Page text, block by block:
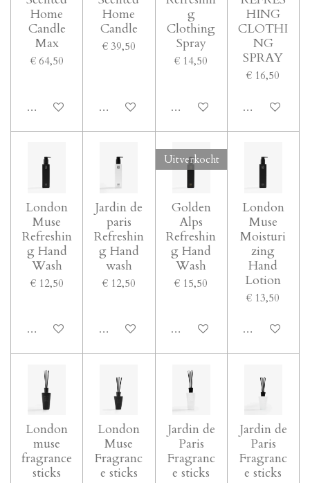
Home
Candle
Max
€ 64,50
In winkelwagen
Home
Candle
€ 39,50
In winkelwagen
g
Clothing
Spray
€ 14,50
Houd mij op de hoogte
HING
CLOTHI
NG
SPRAY
€ 16,50
Houd mij op
London
Muse
Refreshin
g Hand
Wash
€ 12,50
In winkelwagen
Jardin de
paris
Refreshin
g Hand
wash
€ 12,50
In winkelwagen
Uitverkocht
Golden
Alps
Refreshin
g Hand
Wash
€ 15,50
Houd mij op de hoogte
London
Muse
Moisturi
zing
Hand
Lotion
€ 13,50
In
London
muse
fragrance
sticks
London
Muse
Fragranc
e sticks
Jardin de
Paris
Fragranc
e sticks
Jardin de
Paris
Fragranc
e sticks